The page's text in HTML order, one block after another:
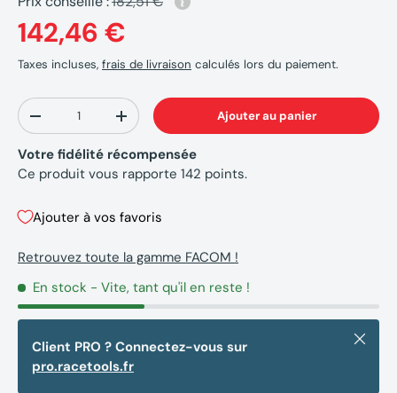
142,46 €
Taxes incluses, frais de livraison calculés lors du paiement.
Qté
-
+ Ajouter au panier
Votre fidélité récompensée
Ce produit vous rapporte 142 points.
Ajouter à vos favoris
Retrouvez toute la gamme FACOM !
En stock - Vite, tant qu'il en reste !
Client PRO ? Connectez-vous sur
pro.racetools.fr
Fermer